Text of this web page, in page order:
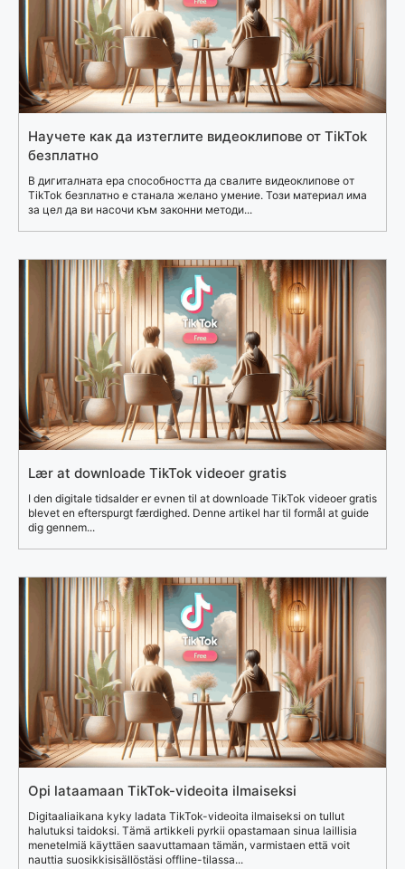
Научете как да изтеглите видеоклипове от TikTok
безплатно
В дигиталната ера способността да свалите видеоклипове от
TikTok безплатно е станала желано умение. Този материал има
за цел да ви насочи към законни методи...
Lær at downloade TikTok videoer gratis
I den digitale tidsalder er evnen til at downloade TikTok videoer gratis
blevet en efterspurgt færdighed. Denne artikel har til formål at guide
dig gennem...
Opi lataamaan TikTok-videoita ilmaiseksi
Digitaaliaikana kyky ladata TikTok-videoita ilmaiseksi on tullut
halutuksi taidoksi. Tämä artikkeli pyrkii opastamaan sinua laillisia
menetelmiä käyttäen saavuttamaan tämän, varmistaen että voit
nauttia suosikkisisällöstäsi offline-tilassa...